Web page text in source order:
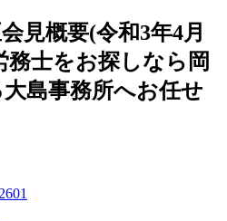
見概要(令和3年4月
務士をお探しなら岡
島事務所へお任せ